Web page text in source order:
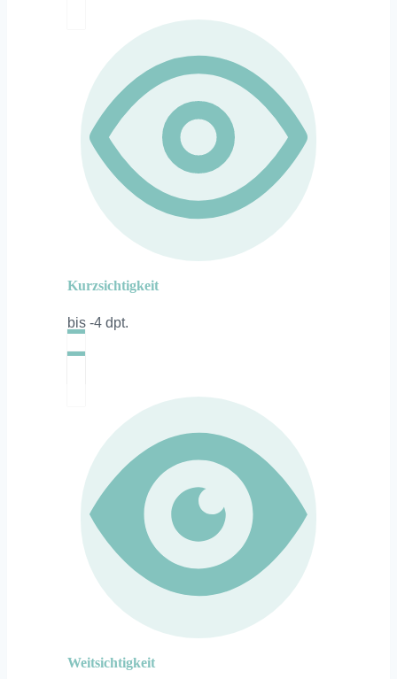
Kurzsichtigkeit
bis -4 dpt.
Weitsichtigkeit